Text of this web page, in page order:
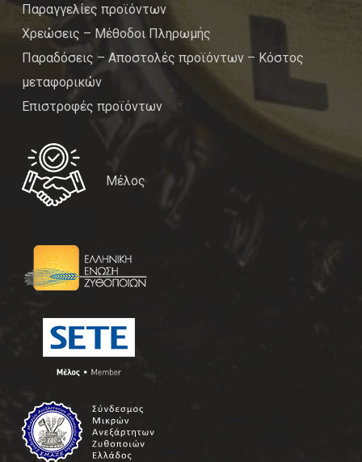
Παραγγελίες προϊόντων
Χρεώσεις – Μέθοδοι Πληρωμής
Παραδόσεις – Αποστολές προϊόντων – Κόστος
μεταφορικών
Επιστροφές προϊόντων
Μέλος